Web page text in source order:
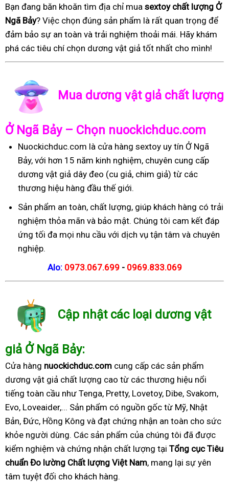
Bạn đang băn khoăn tìm địa chỉ mua sextoy chất lượng Ở
Ngã Bảy? Việc chọn đúng sản phẩm là rất quan trọng để
đảm bảo sự an toàn và trải nghiệm thoải mái. Hãy khám
phá các tiêu chí chọn dương vật giả tốt nhất cho mình!
Mua dương vật giả chất lượng
Ở Ngã Bảy – Chọn nuockichduc.com
Nuockichduc.com là cửa hàng sextoy uy tín Ở Ngã
Bảy, với hơn 15 năm kinh nghiệm, chuyên cung cấp
dương vật giả dây đeo (cu giả, chim giả) từ các
thương hiệu hàng đầu thế giới.
Sản phẩm an toàn, chất lượng, giúp khách hàng có trải
nghiệm thỏa mãn và bảo mật. Chúng tôi cam kết đáp
ứng tối đa mọi nhu cầu với dịch vụ tận tâm và chuyên
nghiệp.
Alo:0973.067.699 - 0969.833.069
Cập nhật các loại dương vật
giả Ở Ngã Bảy:
Cửa hàng nuockichduc.com cung cấp các sản phẩm
dương vật giả chất lượng cao từ các thương hiệu nổi
tiếng toàn cầu như Tenga, Pretty, Lovetoy, Dibe, Svakom,
Evo, Loveaider,... Sản phẩm có nguồn gốc từ Mỹ, Nhật
Bản, Đức, Hồng Kông và đạt chứng nhận an toàn cho sức
khỏe người dùng. Các sản phẩm của chúng tôi đã được
kiểm nghiệm và chứng nhận chất lượng tại Tổng cục Tiêu
chuẩn Đo lường Chất lượng Việt Nam, mang lại sự yên
tâm tuyệt đối cho khách hàng.